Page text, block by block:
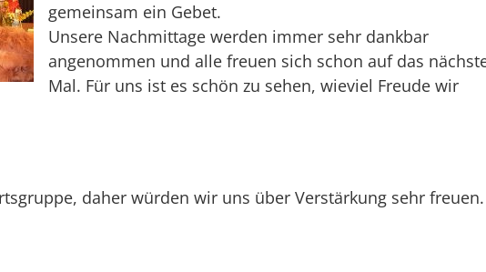
gemeinsam ein Gebet.
Unsere Nachmittage werden immer sehr dankbar
angenommen und alle freuen sich schon auf das
Mal. Für uns ist es schön zu sehen, wieviel Freude wir
daher würden wir uns über Verstärkung sehr freuen.